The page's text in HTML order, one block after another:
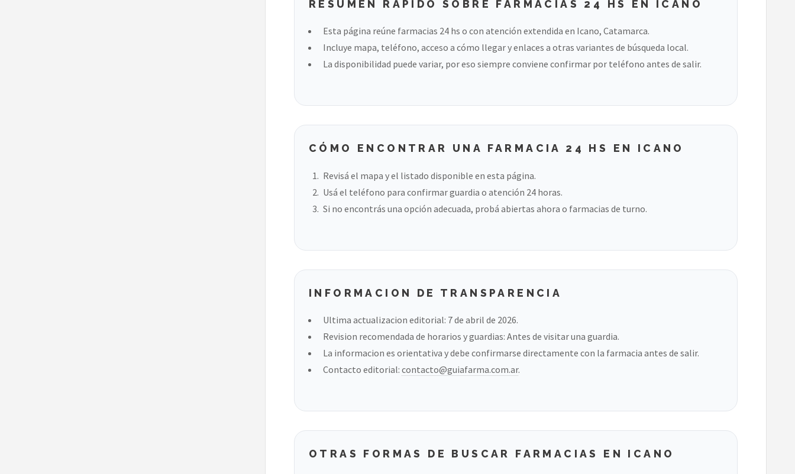
RESUMEN RÁPIDO SOBRE FARMACIAS 24 HS EN ICANO
Esta página reúne farmacias 24 hs o con atención extendida en Icano, Catamarca.
Incluye mapa, teléfono, acceso a cómo llegar y enlaces a otras variantes de búsqueda local.
La disponibilidad puede variar, por eso siempre conviene confirmar por teléfono antes de salir.
CÓMO ENCONTRAR UNA FARMACIA 24 HS EN ICANO
Revisá el mapa y el listado disponible en esta página.
Usá el teléfono para confirmar guardia o atención 24 horas.
Si no encontrás una opción adecuada, probá abiertas ahora o farmacias de turno.
INFORMACION DE TRANSPARENCIA
Ultima actualizacion editorial: 7 de abril de 2026.
Revision recomendada de horarios y guardias: Antes de visitar una guardia.
La informacion es orientativa y debe confirmarse directamente con la farmacia antes de salir.
Contacto editorial: contacto@guiafarma.com.ar.
OTRAS FORMAS DE BUSCAR FARMACIAS EN ICANO